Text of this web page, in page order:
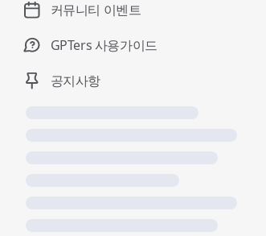
커뮤니티 이벤트
GPTers 사용가이드
공지사항